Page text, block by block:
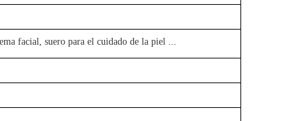
facial, suero para el cuidado de la piel ...